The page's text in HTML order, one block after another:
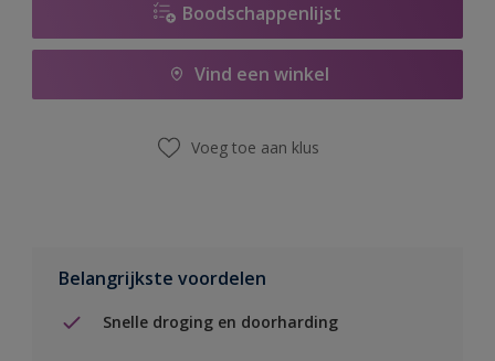
Boodschappenlijst
Vind een winkel
Voeg toe aan klus
Belangrijkste voordelen
Snelle droging en doorharding